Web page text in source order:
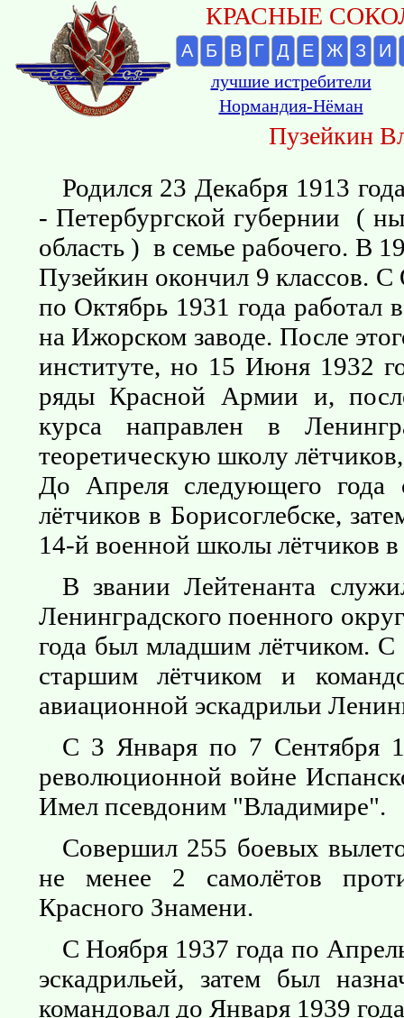
КРАСНЫЕ
А Б В Г Д Е Ж З И
лучшие истребители
Нормандия-Нёман
Пузейкин
Родился 23 Декабря 1913
- Петербургской губернии (
область ) в семье рабочего. В
Пузейкин окончил 9 классов. С
по Октябрь 1931 года работал
на Ижорском заводе. После
институте, но 15 Июня 1932
ряды Красной Армии и,
курса направлен в
теоретическую школу
До Апреля следующего года
лётчиков в Борисоглебске,
14-й военной школы лётчиков в
В звании Лейтенанта
Ленинградского поенного
года был младшим лётчиком.
старшим лётчиком и
авиационной эскадрильи
С 3 Января по 7 Сентября
революционной войне
Имел псевдоним "Владимире".
Совершил 255 боевых
не менее 2 самолётов
Красного Знамени.
С Ноября 1937 года по
эскадрильей, затем был
командовал до Января 1939